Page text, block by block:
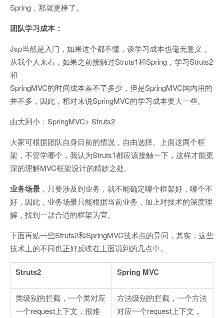
Spring，那就更棒了。
团队学习成本：
Jsp当然是入门，如果这个都不懂，谈学习成本也毫无意义，
从我个人来看，如果之前接触过Struts1和Spring，学习Struts2
和
SpringMVC的时间成本差不了多少，但是SpringMVC国内用的
并不多，因此，相对来说SpringMVC的学习成本要大一些。
由大到小：SpringMVC> Struts2
大家可根据团队自身目前的情况，自由选择。上面这两个框
架，不管学哪个，我认为Struts1都应该接触一下，这样才能更
深的理解MVC框架设计的精妙之处。
业务场景 ，只要涉及到业务，就不能确定哪个框架好，哪个不
好，因此，业务场景只能根据当前业务，加上对技术的深度理
解，找到一款合适的框架为宜。
下面再贴一些Struts2和SpringMVC技术点的异同，其实，这些
技术上的不同也正好反映在上面说到的几点中。
Struts2 Spring MVC
类级别的拦截，一个类对应
一个request上下文，很难
方法级别的拦截，一个方法
对应一个request上下文，